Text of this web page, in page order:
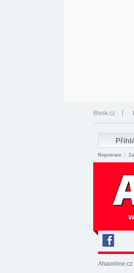
Blesk.cz
Registrace
Deník
Aha!
na
Ahaonline.cz